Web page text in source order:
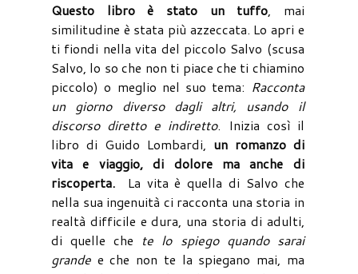
Questo libro è stato un tuffo, mai
similitudine è stata più azzeccata. Lo apri e
ti fiondi nella vita del piccolo Salvo (scusa
Salvo, lo so che non ti piace che ti chiamino
piccolo) o meglio nel suo tema: Racconta
un giorno diverso dagli altri, usando il
discorso diretto e indiretto. Inizia così il
libro di Guido Lombardi, un romanzo di
vita e viaggio, di dolore ma anche di
riscoperta. La vita è quella di Salvo che
nella sua ingenuità ci racconta una storia in
realtà difficile e dura, una storia di adulti,
di quelle che te lo spiego quando sarai
grande e che non te la spiegano mai, ma